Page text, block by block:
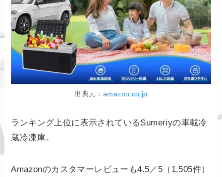
出典元： amazon.co.jp
ランキング上位に表示されているSumeriyの車載冷
蔵冷凍庫。
Amazonのカスタマーレビューも4.5／5（1,505件）